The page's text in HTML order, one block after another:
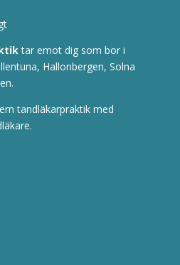
tar emot dig som bor i
Hallonbergen, Solna
tandläkarpraktik med